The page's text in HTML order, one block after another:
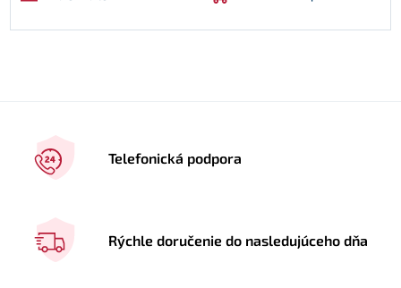
Telefonická podpora
Rýchle doručenie do nasledujúceho dňa